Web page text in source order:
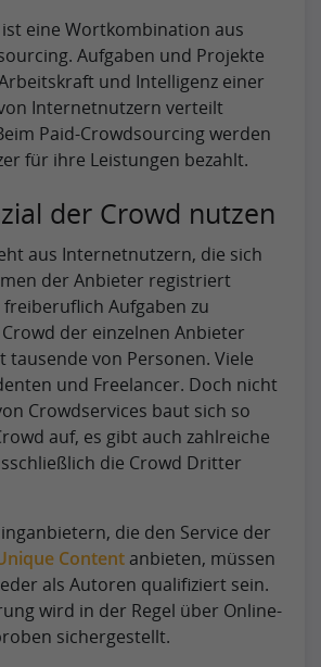
ist eine Wortkombination aus
Aufgaben und Projekte
und Intelligenz einer
Internetnutzern verteilt
Paid-Crowdsourcing werden
für ihre Leistungen bezahlt.
der Crowd nutzen
aus Internetnutzern, die sich
der Anbieter registriert
Aufgaben zu
der einzelnen Anbieter
tausende von Personen. Viele
und Freelancer. Doch nicht
Crowdservices baut sich so
auf, es gibt auch zahlreiche
die Crowd Dritter
die den Service der
Content anbieten, müssen
als Autoren qualifiziert sein.
wird in der Regel über Online-
sichergestellt.